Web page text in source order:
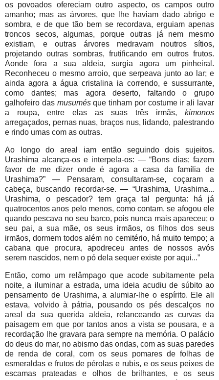
os povoados ofereciam outro aspecto, os campos outro
amanho; mas as árvores, que lhe haviam dado abrigo e
sombra, e de que tão bem se recordava, erguiam apenas
troncos secos, algumas, porque outras já nem mesmo
existiam, e outras árvores medravam noutros sítios,
projetando outras sombras, frutificando em outros frutos.
Aonde fora a sua aldeia, surgia agora um pinheiral.
Reconheceu o mesmo arroio, que serpeava junto ao lar; e
ainda agora a água cristalina ia correndo, e sussurrante,
como dantes; mas agora deserto, faltando o grupo
galhofeiro das musumésque tinham por costume ir ali lavar
a roupa, entre elas as suas três irmãs, kimonos
arregaçados, pernas nuas, braços nus, lidando, palestrando
e rindo umas com as outras.
Ao longo do areal iam então seguindo dois sujeitos.
Urashima alcança-os e interpela-os: — “Bons dias; fazem
favor de me dizer onde é agora a casa da família de
Urashima?” — Pensaram, consultaram-se, coçaram a
cabeça, buscando recordar-se. — “Urashima, Urashima...
Urashima, o pescador? tem graça tal pergunta: há já
quatrocentos anos pelo menos, como contam, se afogou ele
quando pescava no seu barco, pois nunca mais apareceu; o
seu pai, a sua mãe, os seus irmãos, os filhos dos seus
irmãos, dormem todos além no cemitério, há muito tempo; a
cabana que procura, apodreceu antes de nossos avós
serem nascidos, nem o pó dela sequer existe por aqui...”
Então, como um relâmpago que acode subitamente pela
noite, a iluminar a estrada, uma ideia acudiu de súbito ao
pensamento de Urashima, a alumiar-lhe o espírito. Ele ali
estava, volvido à pátria, pousando os pés descalços no
areal da sua querida aldeia, relanceando as curvas da
paisagem em que por tantos anos a vista se pousara, e a
recordação lhe gravara para sempre na memória. O palácio
do deus do mar, no abismo das ondas, com as suas paredes
de renda de coral, com os seus pomares de folhas de
esmeraldas e frutos de pérolas e rubis, e os seus peixes de
escamas prateadas e olhos de brilhantes, e os seus